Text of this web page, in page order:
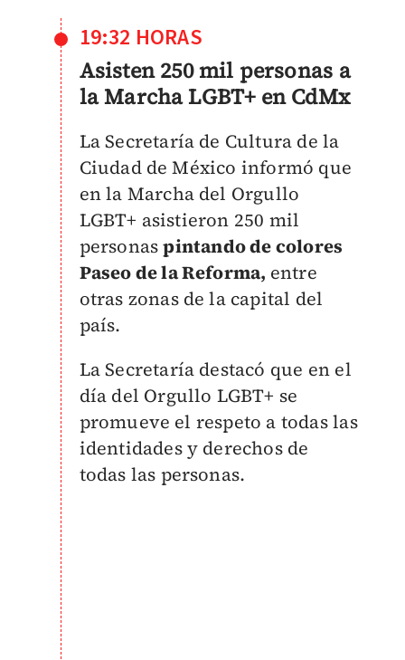
19:32 HORAS
Asisten 250 mil personas a
la Marcha LGBT+ en CdMx
La Secretaría de Cultura de la
Ciudad de México informó que
en la Marcha del Orgullo
LGBT+ asistieron 250 mil
personaspintando de colores
Paseo de la Reforma, entre
otras zonas de la capital del
país.
La Secretaría destacó que en el
día del Orgullo LGBT+ se
promueve el respeto a todas las
identidades y derechos de
todas las personas.